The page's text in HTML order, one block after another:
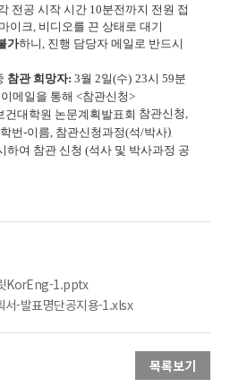
전공 시작 시간 10분전까지 전원 접
이크, 비디오를 끈 상태로 대기
가하니 진행 담당자 메일로 반드시
참관 희망자: 3월 2일(수) 23시59분
메일을 통해<참관신청>
건대학원 논문계획발표회 참관신청,
학번-이름 참관신청과정(석/박사)
하여 참관 신청 (석사 및 박사과정 공
1.pptx
발표명단공지용-1.xlsx
목록보기